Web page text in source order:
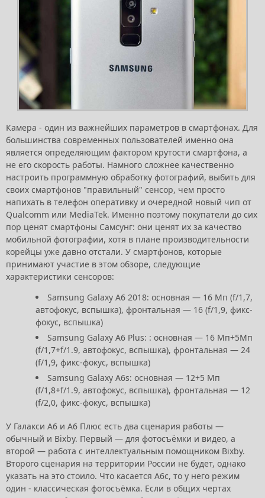
Камера - один из важнейших параметров в смартфонах. Для
большинства современных пользователей именно она
является определяющим фактором крутости смартфона, а
не его скорость работы. Намного сложнее качественно
настроить программную обработку фотографий, выбить для
своих смартфонов "правильный" сенсор, чем просто
напихать в телефон оперативку и очередной новый чип от
Qualcomm или MediaTek. Именно поэтому покупатели до сих
пор ценят смартфоны Самсунг: они ценят их за качество
мобильной фотографии, хотя в плане производительности
корейцы уже давно отстали. У смартфонов, которые
принимают участие в этом обзоре, следующие
характеристики сенсоров:
Samsung Galaxy A6 2018: основная — 16 Мп (f/1,7,
автофокус, вспышка), фронтальная — 16 (f/1,9, фикс-
фокус, вспышка)
Samsung Galaxy A6 Plus: : основная — 16 Мп+5Мп
(f/1,7+f/1.9, автофокус, вспышка), фронтальная — 24
(f/1,9, фикс-фокус, вспышка)
Samsung Galaxy A6s: основная — 12+5 Мп
(f/1,8+f/1.9, автофокус, вспышка), фронтальная — 12
(f/2,0, фикс-фокус, вспышка)
У Галакси А6 и А6 Плюс есть два сценария работы —
обычный и Bixby. Первый — для фотосъёмки и видео, а
второй — работа с интеллектуальным помощником Bixby.
Второго сценария на территории России не будет, однако
указать на это стоило. Что касается А6с, то у него режим
один - классическая фотосъёмка. Если в общих чертах